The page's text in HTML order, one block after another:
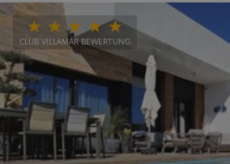
CLUB VILLAMAR BEWERTUNG